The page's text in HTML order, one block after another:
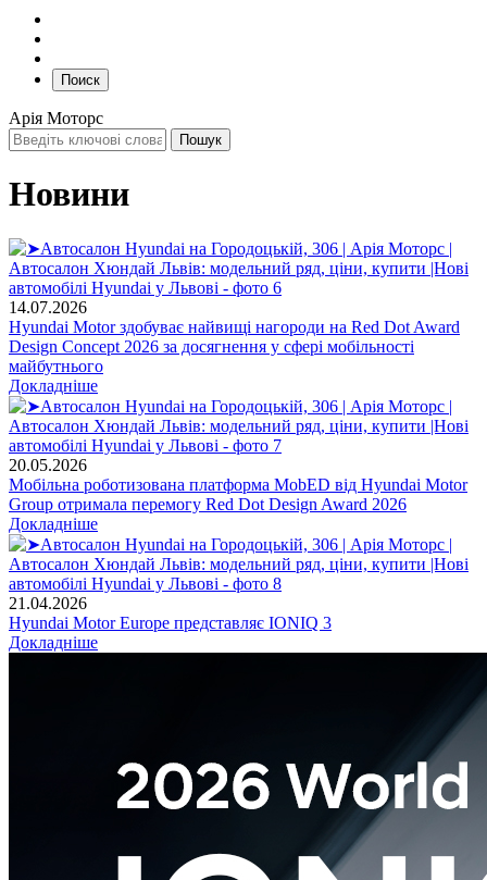
Поиск
Арія Моторс
Новини
14.07.2026
Hyundai Motor здобуває найвищі нагороди на Red Dot Award
Design Concept 2026 за досягнення у сфері мобільності
майбутнього
Докладніше
20.05.2026
Мобільна роботизована платформа MobED від Hyundai Motor
Group отримала перемогу Red Dot Design Award 2026
Докладніше
21.04.2026
Hyundai Motor Europe представляє IONIQ 3
Докладніше